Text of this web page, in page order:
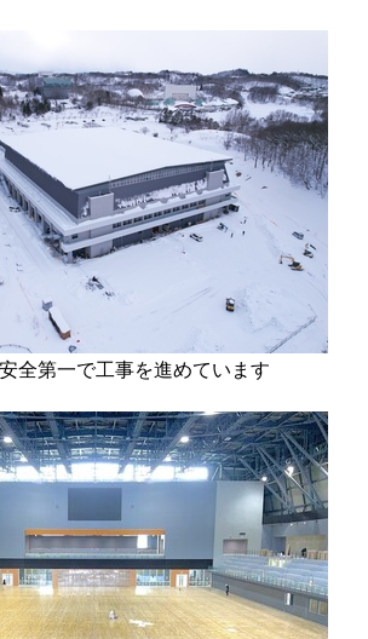
全第一で工事を進めています